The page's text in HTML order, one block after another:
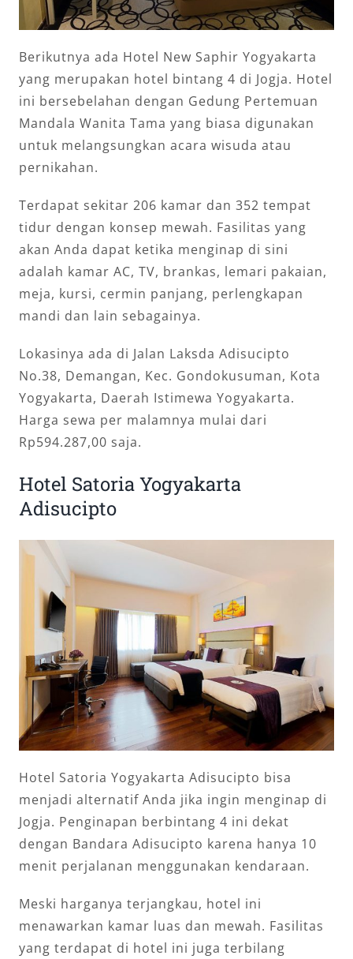
Berikutnya ada Hotel New Saphir Yogyakarta
yang merupakan hotel bintang 4 di Jogja. Hotel
ini bersebelahan dengan Gedung Pertemuan
Mandala Wanita Tama yang biasa digunakan
untuk melangsungkan acara wisuda atau
pernikahan.
Terdapat sekitar 206 kamar dan 352 tempat
tidur dengan konsep mewah. Fasilitas yang
akan Anda dapat ketika menginap di sini
adalah kamar AC, TV, brankas, lemari pakaian,
meja, kursi, cermin panjang, perlengkapan
mandi dan lain sebagainya.
Lokasinya ada di Jalan Laksda Adisucipto
No.38, Demangan, Kec. Gondokusuman, Kota
Yogyakarta, Daerah Istimewa Yogyakarta.
Harga sewa per malamnya mulai dari
Rp594.287,00 saja.
Hotel Satoria Yogyakarta
Adisucipto
Hotel Satoria Yogyakarta Adisucipto bisa
menjadi alternatif Anda jika ingin menginap di
Jogja. Penginapan berbintang 4 ini dekat
dengan Bandara Adisucipto karena hanya 10
menit perjalanan menggunakan kendaraan.
Meski harganya terjangkau, hotel ini
menawarkan kamar luas dan mewah. Fasilitas
yang terdapat di hotel ini juga terbilang